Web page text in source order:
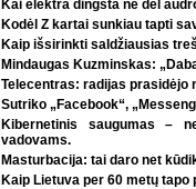
Kai elektra dingsta ne dėl
Kodėl Z kartai sunkiau tapti
Kaip išsirinkti saldžiausias
Mindaugas Kuzminskas:
Telecentras: radijas prasidėjo
Sutriko „Facebook“,
Kibernetinis saugumas –
vadovams.
Masturbacija: tai daro net
Kaip Lietuva per 60 metų